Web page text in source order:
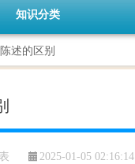
知识分类
述的区别
2025-01-05 02:16:14